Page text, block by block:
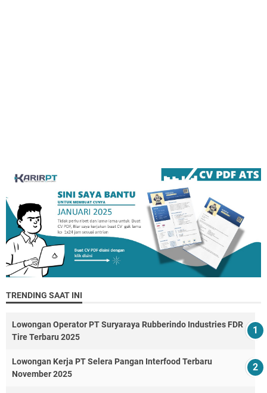
TRENDING SAAT INI
Lowongan Operator PT Suryaraya Rubberindo Industries FDR
Tire Terbaru 2025
Lowongan Kerja PT Selera Pangan Interfood Terbaru
November 2025